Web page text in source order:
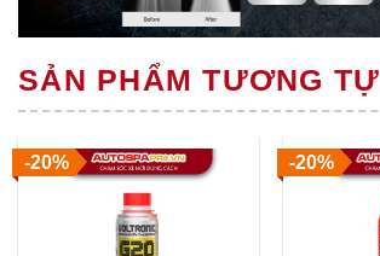
SẢN PHẨM TƯƠNG TỰ
-20% -20%